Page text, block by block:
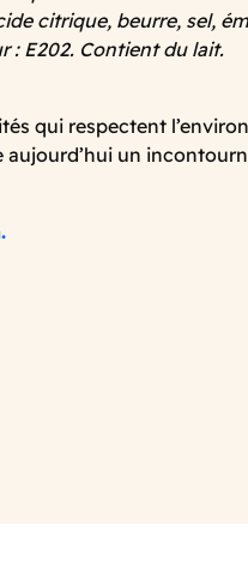
citrique, beurre, sel,
: E202. Contient du lait.
qui respectent
aujourd’hui un